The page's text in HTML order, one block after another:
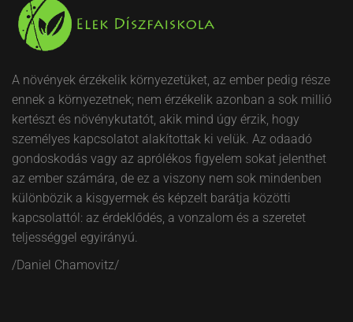
A növények érzékelik környezetüket, az ember pedig része
ennek a környezetnek; nem érzékelik azonban a sok millió
kertészt és növénykutatót, akik mind úgy érzik, hogy
személyes kapcsolatot alakítottak ki velük. Az odaadó
gondoskodás vagy az aprólékos figyelem sokat jelenthet
az ember számára, de ez a viszony nem sok mindenben
különbözik a kisgyermek és képzelt barátja közötti
kapcsolattól: az érdeklődés, a vonzalom és a szeretet
teljességgel egyirányú.
/Daniel Chamovitz/